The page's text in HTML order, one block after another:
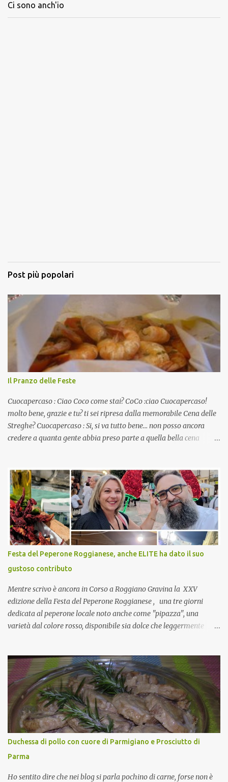
Ci sono anch'io
Post più popolari
Il Pranzo delle Feste
Cuocapercaso : Ciao Coco come stai? CoCo :ciao Cuocapercaso!
molto bene, grazie e tu? ti sei ripresa dalla memorabile Cena delle
Streghe? Cuocapercaso : Si, si va tutto bene… non posso ancora
credere a quanta gente abbia preso parte a quella bella cena
pranzo, racconta un po'! Perchè io avrò ospiti e cerco degli spunti...
Cuocapercaso : A dire il vero domenica prossima non preparo
nulla perché vado al Pranzo Aziendale di fine anno organizzato dai
mie capi! CoCo : Pranzo aziendale? Una bella idea! Cuocapercaso :
si, è un modo per riunirsi tutti a fine anno e tirare le somme…
naturalmente mangiando tutti insieme, con grande convivialità!
CoCo : è naturale il cibo, come sappiamo bene, funziona spesso da
collante e anche nel lavoro riesce a creare spesso l’ambiente
favorevole per molte belle opportunità, non trovi? Cuocapercaso :
Si, concordo! …addirittura si dice...
Festa del Peperone Roggianese, anche ELITE ha dato il suo
gustoso contributo
Mentre scrivo è ancora in Corso a Roggiano Gravina la XXV
edizione della Festa del Peperone Roggianese , una tre giorni
dedicata al peperone locale noto anche come "pipazza", una
varietà dal colore rosso, disponibile sia dolce che leggermente
(Pat) della Calabria. Un ingrediente versatile in cucina, utilizzato
fresco o essiccato in ricette della tradizione o in piatti innovativi.
Durante la prima serata dell'evento abbiamo avuto prova della
versatilità di questo ingrediente durante il "2° Concorso
Gastronomico di piatti a base di peperone Roggianese" ideato da
Gina Santagata , presidente dell'associazione Mongolfiera, che ha
visto coinvolte tante associazioni attive sul territorio che hanno
voluto partecipare presentando un loro piatto a base di peperone.
Da giurata del concorso insieme agli chef Francesco Luci e ...
Duchessa di pollo con cuore di Parmigiano e Prosciutto di
Parma
Ho sentito dire che nei blog si parla pochino di carne, forse non è